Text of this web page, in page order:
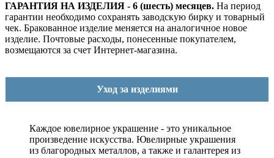
ГАРАНТИЯ НА ИЗДЕЛИЯ - 6 (шесть) месяцев. На период
гарантии необходимо сохранять заводскую бирку и товарный
чек. Бракованное изделие меняется на аналогичное новое
изделие. Почтовые расходы, понесенные покупателем,
возмещаются за счет Интернет-магазина.
Уход за изделиями
Каждое ювелирное украшение - это уникальное
произведение искусства. Ювелирные украшения
из благородных металлов, а также и галантерея из